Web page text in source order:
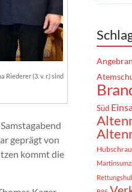
Riederer (3. v. r.) sind
geprägt von
kommt die
Süd